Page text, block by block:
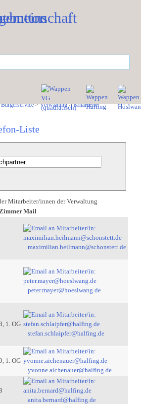
Bürgerservice>Verwaltung>Mitarbeiter
Liste
Mitarbeiter/innen der Verwaltung
ZimmerMail
maximilian.heilmann@schonstett.de
peter.mayer@hoeslwang.de
1. OG
stefan.schlaipfer@halfing.de
1. OG
yvonne.aichenauer@halfing.de
anita.bernard@halfing.de